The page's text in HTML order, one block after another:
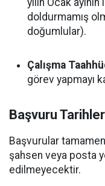
yılın Ocak
doldurmamış
doğumlular).
Çalışma
görev yapmayı
Başvuru
Başvurular
şahsen veya posta
edilmeyecektir.